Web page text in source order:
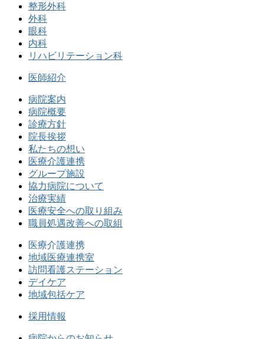
整形外科
外科
眼科
内科
リハビリテーション科
医師紹介
病院案内
病院概要
診療方針
院長挨拶
私たちの想い
医療介護連携
グループ施設
協力病院について
治療実績
医療安全への取り組み
職員処遇改善への取組
医療介護連携
地域医療連携室
訪問看護ステーション
デイケア
地域包括ケア
採用情報